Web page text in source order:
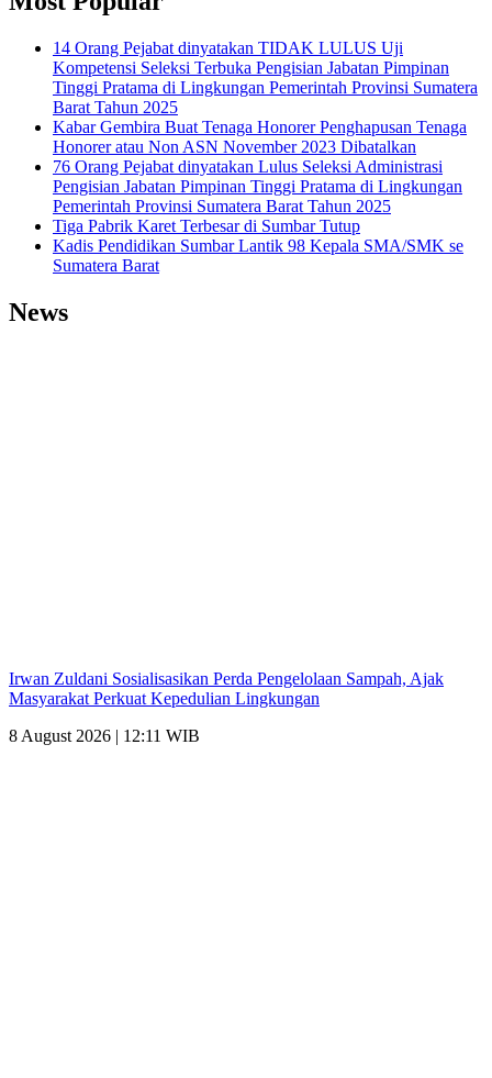
14 Orang Pejabat dinyatakan TIDAK LULUS Uji
Kompetensi Seleksi Terbuka Pengisian Jabatan Pimpinan
Tinggi Pratama di Lingkungan Pemerintah Provinsi Sumatera
Barat Tahun 2025
Kabar Gembira Buat Tenaga Honorer Penghapusan Tenaga
Honorer atau Non ASN November 2023 Dibatalkan
76 Orang Pejabat dinyatakan Lulus Seleksi Administrasi
Pengisian Jabatan Pimpinan Tinggi Pratama di Lingkungan
Pemerintah Provinsi Sumatera Barat Tahun 2025
Tiga Pabrik Karet Terbesar di Sumbar Tutup
Kadis Pendidikan Sumbar Lantik 98 Kepala SMA/SMK se
Sumatera Barat
News
Irwan Zuldani Sosialisasikan Perda Pengelolaan Sampah, Ajak
Masyarakat Perkuat Kepedulian Lingkungan
8 August 2026 | 12:11 WIB